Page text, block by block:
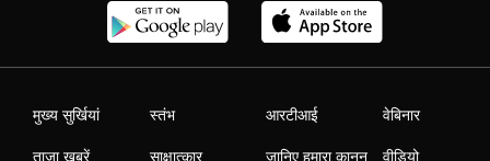
मुख्य सुर्खियां
ताजा खबरें
स्तंभ
साक्षात्कार
आरटीआई
जानिए हमारा कानून
वेबिनार
वीडियो